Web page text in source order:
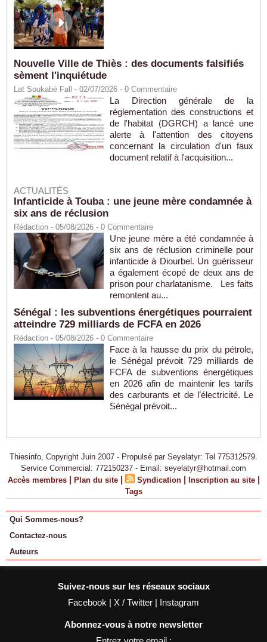
Nouvelle Ville de Thiès : des documents falsifiés
sèment l'inquiétude
Lat Soukabé Fall - 02/07/2026 - 0 Commentaire
La Direction générale de la
réglementation des constructions et
de l'habitat (DGRCH) a lancé une
alerte à l'attention des citoyens
concernant la circulation d'un faux
document relatif à l'acquisition...
ACTUALITÉS
Infanticide à Touba : une jeune mère condamnée à
six ans de réclusion
Rédaction - 05/08/2026 - 0 Commentaire
Une jeune mère a été condamnée à
six ans de réclusion criminelle pour
infanticide à Diourbel. Un guérisseur
a également écopé de deux ans de
prison pour charlatanisme. Les faits
remontent au...
Sénégal : les subventions énergétiques pourraient
atteindre 729 milliards de FCFA en 2026
Rédaction - 05/08/2026 - 0 Commentaire
Face à la hausse du prix du pétrole,
le Sénégal prévoit 729 milliards de
FCFA de subventions énergétiques
en 2026 afin de maintenir les tarifs
des carburants et de l’électricité. Le
Sénégal prévoit...
Thiesinfo, Copyright Juin 2007 - Propulsé par Seyelatyr: Tel 775312579.
Service Commercial: 772150237 - Email: seyelatyr@hotmail.com
Accès membres | Plan du site | Syndication | Inscription au site |
Tags
Qui Sommes-nous?
Contactez-nous
Auteurs
Suivez-nous sur les réseaux sociaux
Facebook | X / Twitter | Instagram
Abonnez-vous à notre newsletter